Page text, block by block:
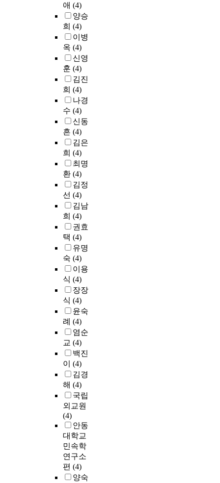
애 (4)
양승
희 (4)
이병
옥 (4)
신영
훈 (4)
김진
희 (4)
나경
수 (4)
신동
흔 (4)
김은
희 (4)
최명
환 (4)
김정
선 (4)
김남
희 (4)
권효
택 (4)
유명
숙 (4)
이용
식 (4)
장장
식 (4)
윤숙
례 (4)
염순
교 (4)
백진
이 (4)
김경
해 (4)
국립
외교원
(4)
안동
대학교
민속학
연구소
편 (4)
양숙